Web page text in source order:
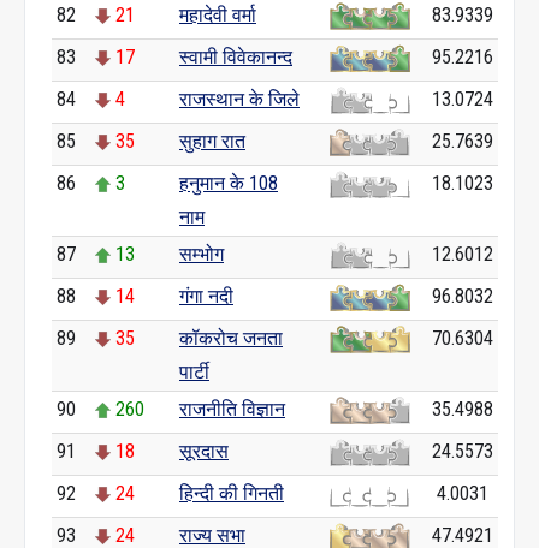
82
21 महादेवी वर्मा
83.9339
83
17 स्वामी विवेकानन्द
95.2216
84
4 राजस्थान के जिले
13.0724
85
35 सुहाग रात
25.7639
86
3
हनुमान के 108
नाम
18.1023
87 13 सम्भोग
12.6012
88
14 गंगा नदी
96.8032
89
35
कॉकरोच जनता
पार्टी
70.6304
90 260 राजनीति विज्ञान
35.4988
91
18 सूरदास
24.5573
92
24 हिन्दी की गिनती
4.0031
93
24 राज्य सभा
47.4921